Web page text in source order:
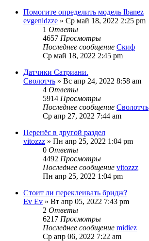
Помогите определить модель Ibanez
evgenidzze » Ср май 18, 2022 2:25 pm
1 Ответы
4657 Просмотры
Последнее сообщение Скиф
Ср май 18, 2022 2:45 pm
Датчики Сатриани.
Сволотчъ » Вс апр 24, 2022 8:58 am
4 Ответы
5914 Просмотры
Последнее сообщение Сволотчъ
Ср апр 27, 2022 7:44 am
Перенёс в другой раздел
vitozzz » Пн апр 25, 2022 1:04 pm
0 Ответы
4492 Просмотры
Последнее сообщение vitozzz
Пн апр 25, 2022 1:04 pm
Стоит ли переклеивать бридж?
Ev Ev » Вт апр 05, 2022 7:43 pm
2 Ответы
6217 Просмотры
Последнее сообщение midiez
Ср апр 06, 2022 7:22 am